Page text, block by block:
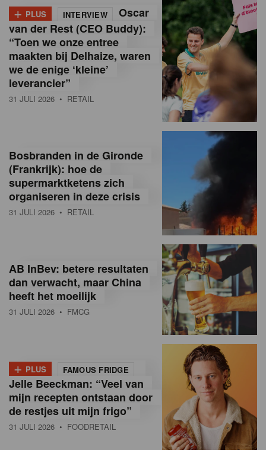
a
M
a
g
a
n
e
a
n
B
e
+ PLUS INTERVIEW
Oscar
van der Rest (CEO Buddy):
“Toen we onze entree
maakten bij Delhaize, waren
we de enige ‘kleine’
leverancier”
31 JULI 2026 • RETAIL
Bosbranden in de Gironde
(Frankrijk): hoe de
supermarktketens zich
organiseren in deze crisis
31 JULI 2026 • RETAIL
AB InBev: betere resultaten
dan verwacht, maar China
heeft het moeilijk
31 JULI 2026 • FMCG
+ PLUS FAMOUS FRIDGE
Jelle Beeckman: “Veel van
mijn recepten ontstaan door
de restjes uit mijn frigo”
31 JULI 2026 • FOODRETAIL